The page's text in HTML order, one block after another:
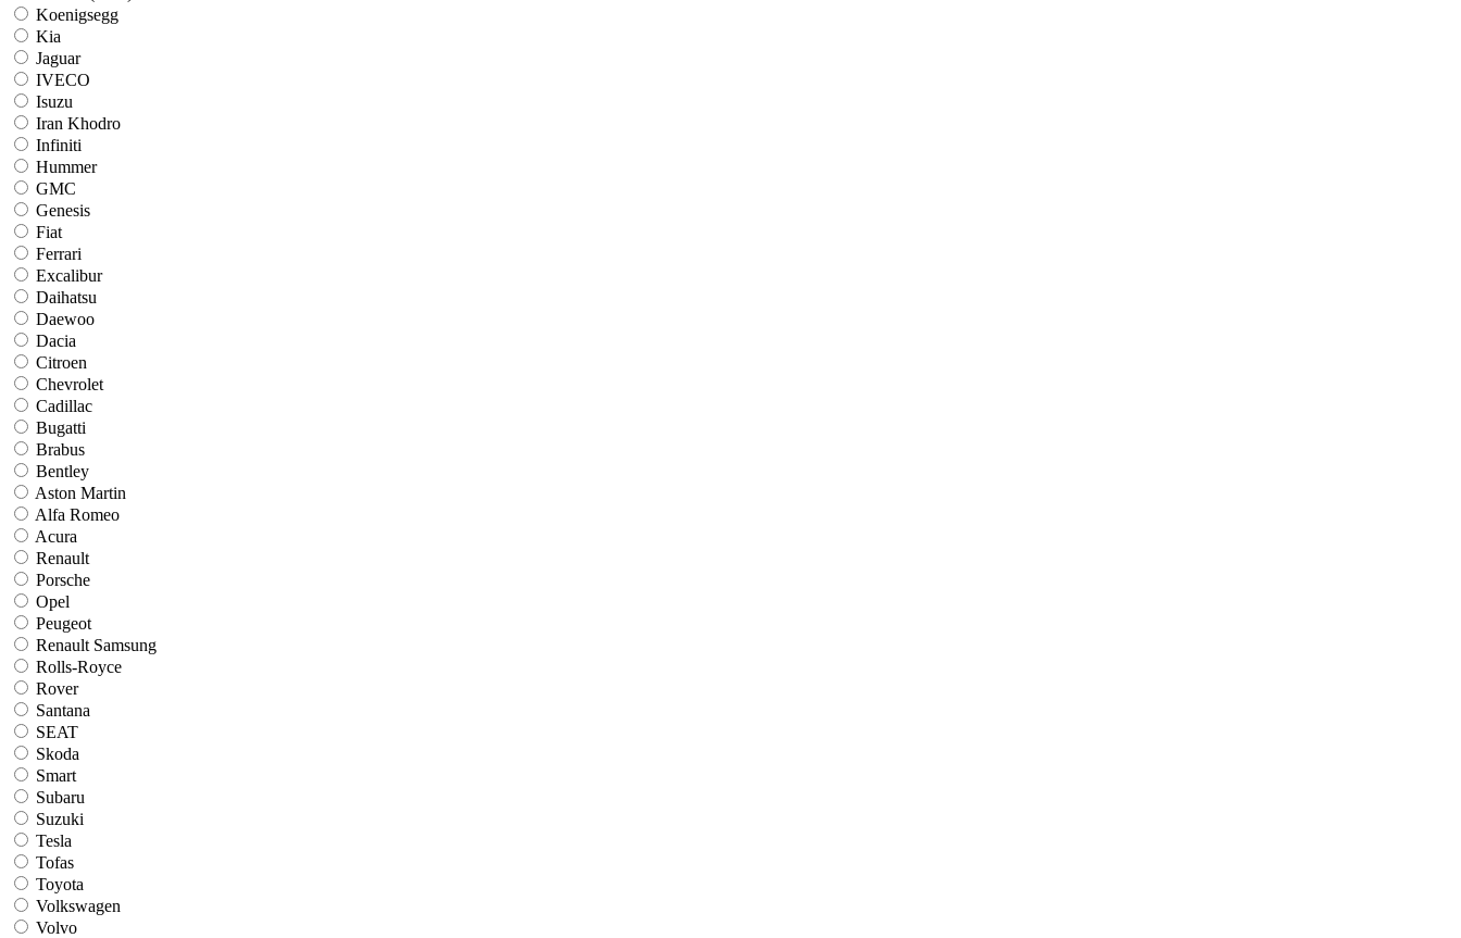
Koenigsegg
Kia
Jaguar
IVECO
Isuzu
Iran Khodro
Infiniti
Hummer
GMC
Genesis
Fiat
Ferrari
Excalibur
Daihatsu
Daewoo
Dacia
Citroen
Chevrolet
Cadillac
Bugatti
Brabus
Bentley
Aston Martin
Alfa Romeo
Acura
Renault
Porsche
Opel
Peugeot
Renault Samsung
Rolls-Royce
Rover
Santana
SEAT
Skoda
Smart
Subaru
Suzuki
Tesla
Tofas
Toyota
Volkswagen
Volvo